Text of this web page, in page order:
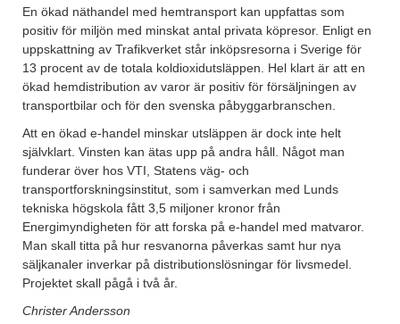
En ökad näthandel med hemtransport kan uppfattas som
positiv för miljön med minskat antal privata köpresor. Enligt en
uppskattning av Trafikverket står inköpsresorna i Sverige för
13 procent av de totala koldioxidutsläppen. Hel klart är att en
ökad hemdistribution av varor är positiv för försäljningen av
transportbilar och för den svenska påbyggarbranschen.
Att en ökad e-handel minskar utsläppen är dock inte helt
självklart. Vinsten kan ätas upp på andra håll. Något man
funderar över hos VTI, Statens väg- och
transportforskningsinstitut, som i samverkan med Lunds
tekniska högskola fått 3,5 miljoner kronor från
Energimyndigheten för att forska på e-handel med matvaror.
Man skall titta på hur resvanorna påverkas samt hur nya
säljkanaler inverkar på distributionslösningar för livsmedel.
Projektet skall pågå i två år.
Christer Andersson